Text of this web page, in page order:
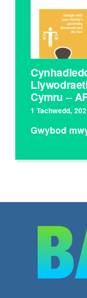
Cymru –
1 Tachwedd,
Gwybod